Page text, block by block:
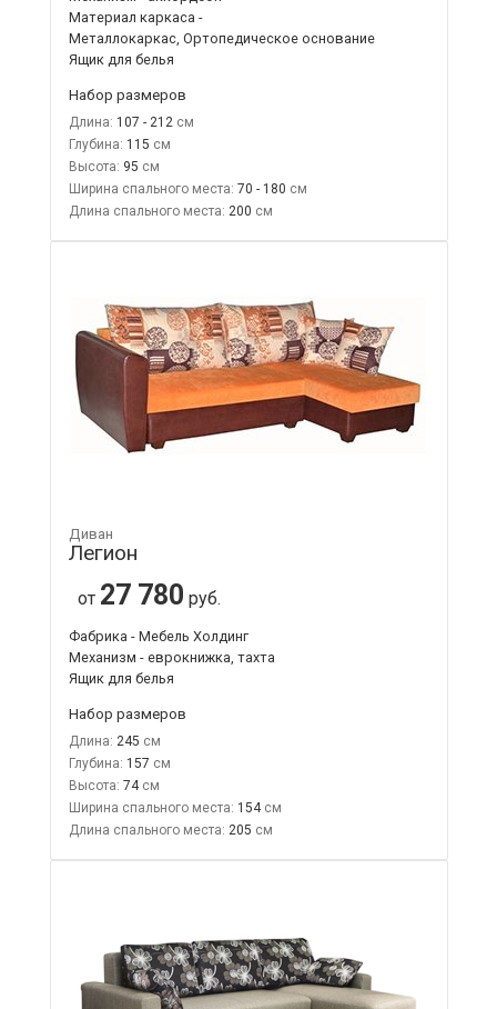
Материал каркаса -
Металлокаркас, Ортопедическое основание
Ящик для белья
Набор размеров
Длина: 107 - 212
Глубина: 115
Высота: 95
Ширина спального места: 70 - 180
Длина спального места: 200
Диван
Легион
от 27 780 руб.
Фабрика - Мебель Холдинг
Механизм - еврокнижка, тахта
Ящик для белья
Набор размеров
Длина: 245
Глубина: 157
Высота: 74
Ширина спального места: 154
Длина спального места: 205